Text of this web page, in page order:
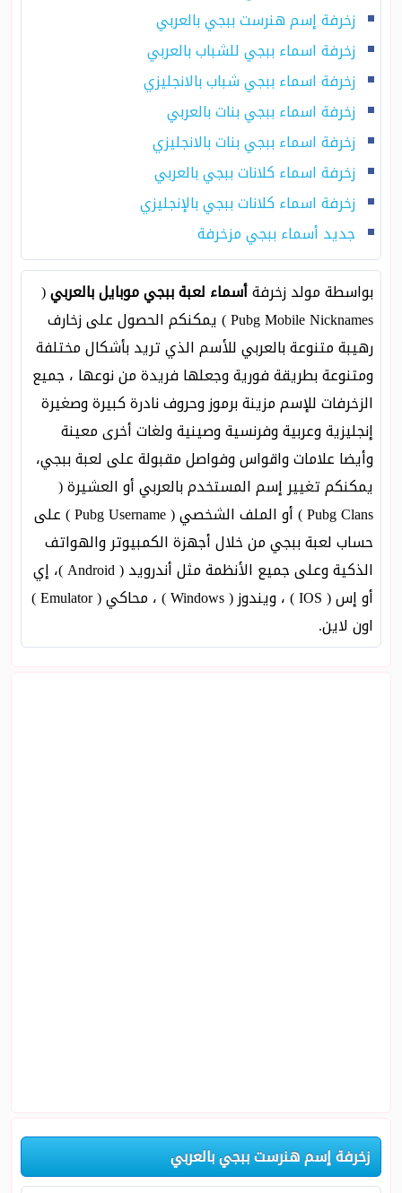
زخرفة إسم هنرست ببجي بالعربي
زخرفة اسماء ببجي للشباب بالعربي
زخرفة اسماء ببجي شباب بالانجليزي
زخرفة اسماء ببجي بنات بالعربي
زخرفة اسماء ببجي بنات بالانجليزي
زخرفة اسماء كلانات ببجي بالعربي
زخرفة اسماء كلانات ببجي بالإنجليزي
جديد أسماء ببجي مزخرفة
بواسطة مولد زخرفةأسماء لعبة ببجي موبايل بالعربي(
Pubg Mobile Nicknames ) يمكنكم الحصول على زخارف
رهيبة متنوعة بالعربي للأسم الذي تريد بأشكال مختلفة
ومتنوعة بطريقة فورية وجعلها فريدة من نوعها ، جميع
الزخرفات للإسم مزينة برموز وحروف نادرة كبيرة وصغيرة
إنجليزية وعربية وفرنسية وصينية ولغات أخرى معينة
وأيضا علامات واقواس وفواصل مقبولة على لعبة ببجي،
يمكنكم تغيير إسم المستخدم بالعربي أو العشيرة (
Pubg Clans ) أو الملف الشخصي ( Pubg Username ) على
حساب لعبة ببجي من خلال أجهزة الكمبيوتر والهواتف
الذكية وعلى جميع الأنظمة مثل أندرويد ( Android )، إي
أو إس ( IOS ) ، ويندوز ( Windows ) ، محاكي ( Emulator )
اون لاين.
زخرفة إسم هنرست ببجي بالعربي